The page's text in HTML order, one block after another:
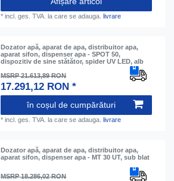
*incl. ges. TVA. la care se adauga. livrare
Dozator apă, aparat de apa, distribuitor apa,
aparat sifon, dispenser apa - SPOT 50,
dispozitiv de sine stătător, spider UV LED, alb
MSRP 21.613,89 RON
17.291,12 RON *
în coșul de cumpărături
*incl. ges. TVA. la care se adauga.livrare
Dozator apă, aparat de apa, distribuitor apa,
aparat sifon, dispenser apa - MT 30 UT, sub blat
MSRP 18.286,02 RON